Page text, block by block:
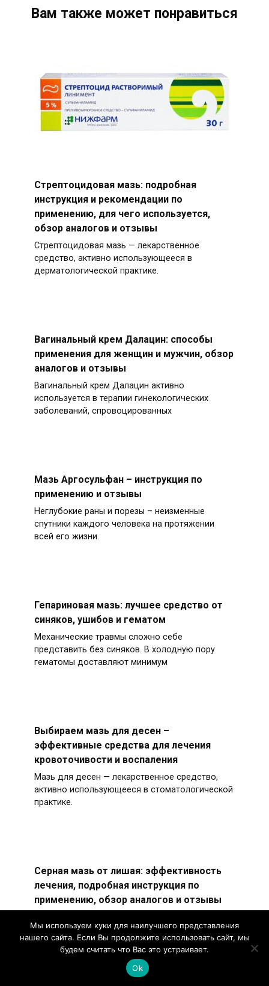
Вам также может понравиться
Стрептоцидовая мазь: подробная
инструкция и рекомендации по
применению, для чего используется,
обзор аналогов и отзывы
Стрептоцидовая мазь — лекарственное
средство, активно использующееся в
дерматологической практике.
Вагинальный крем Далацин: способы
применения для женщин и мужчин, обзор
аналогов и отзывы
Вагинальный крем Далацин активно
используется в терапии гинекологических
заболеваний, спровоцированных
Мазь Аргосульфан – инструкция по
применению и отзывы
Неглубокие раны и порезы – неизменные
спутники каждого человека на протяжении
всей его жизни.
Гепариновая мазь: лучшее средство от
синяков, ушибов и гематом
Механические травмы сложно себе
представить без синяков. В холодную пору
гематомы доставляют минимум
Выбираем мазь для десен –
эффективные средства для лечения
кровоточивости и воспаления
Мазь для десен — лекарственное средство,
активно использующееся в стоматологической
практике.
Серная мазь от лишая: эффективность
лечения, подробная инструкция по
применению, обзор аналогов и отзывы
мощными антимикробными и антисептическими
свойствами.
Мы используем куки для наилучшего представления
нашего сайта. Если Вы продолжите использовать сайт, мы
будем считать что Вас это устраивает.
Ok